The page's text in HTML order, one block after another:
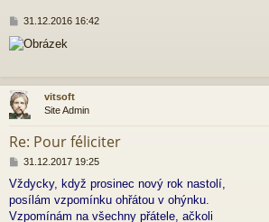
P
ř
í
ě
v
e
31.12.2016 16:42
vitsoft
Site Admin
Re: Pour féliciter
P
í
s
p
31.12.2017 19:25
Vždycky, když prosinec nový rok nastolí,
posílám vzpomínku ohřátou v ohýnku.
Vzpomínám na všechny přátele, ačkoli